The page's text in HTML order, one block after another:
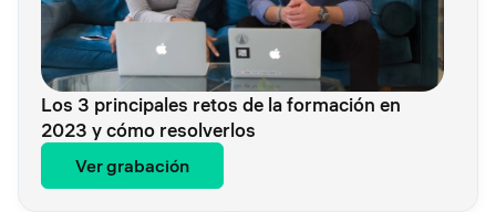
Los 3 principales retos de la formación en
2023 y cómo resolverlos
Ver grabación